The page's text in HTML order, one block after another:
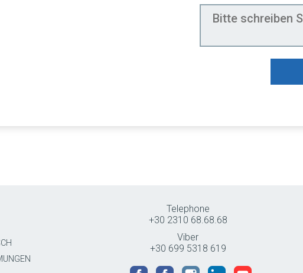
Telephone
+30 2310 68.68.68
Viber
+30 699 5318 619